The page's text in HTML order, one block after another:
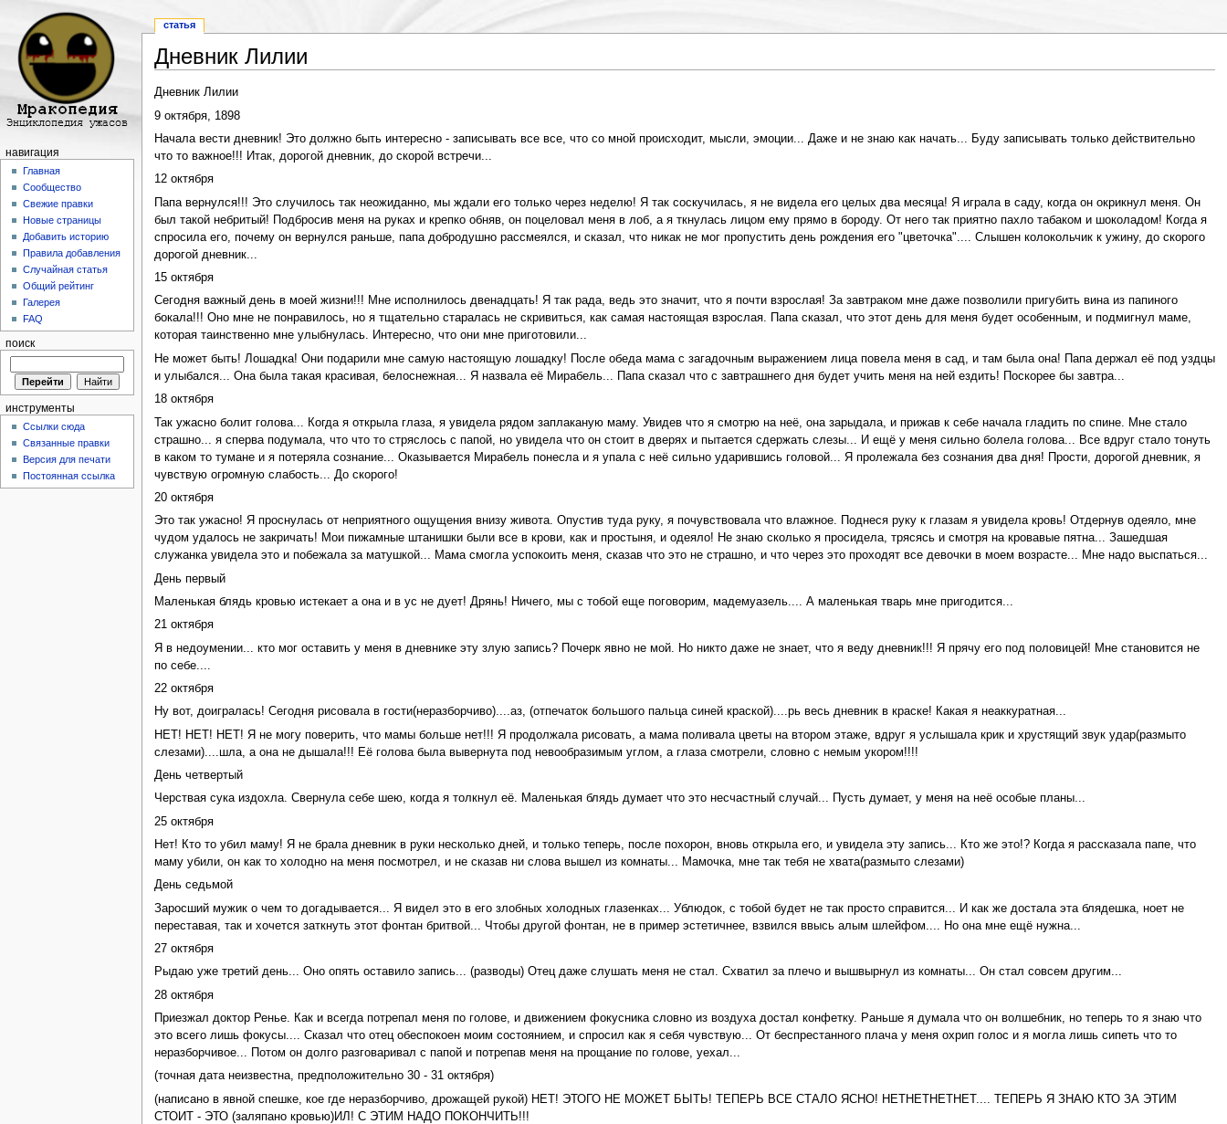
Дневник Лилии
Дневник Лилии
9 октября, 1898
Начала вести дневник! Это должно быть интересно - записывать все все, что со мной происходит, мысли, эмоции... Даже и не знаю как начать... Буду записывать только действительно
что то важное!!! Итак, дорогой дневник, до скорой встречи...
12 октября
Папа вернулся!!! Это случилось так неожиданно, мы ждали его только через неделю! Я так соскучилась, я не видела его целых два месяца! Я играла в саду, когда он окрикнул меня. Он
был такой небритый! Подбросив меня на руках и крепко обняв, он поцеловал меня в лоб, а я ткнулась лицом ему прямо в бороду. От него так приятно пахло табаком и шоколадом! Когда я
спросила его, почему он вернулся раньше, папа добродушно рассмеялся, и сказал, что никак не мог пропустить день рождения его "цветочка".... Слышен колокольчик к ужину, до скорого
дорогой дневник...
15 октября
Сегодня важный день в моей жизни!!! Мне исполнилось двенадцать! Я так рада, ведь это значит, что я почти взрослая! За завтраком мне даже позволили пригубить вина из папиного
бокала!!! Оно мне не понравилось, но я тщательно старалась не скривиться, как самая настоящая взрослая. Папа сказал, что этот день для меня будет особенным, и подмигнул маме,
которая таинственно мне улыбнулась. Интересно, что они мне приготовили...
Не может быть! Лошадка! Они подарили мне самую настоящую лошадку! После обеда мама с загадочным выражением лица повела меня в сад, и там была она! Папа держал её под уздцы
и улыбался... Она была такая красивая, белоснежная... Я назвала её Мирабель... Папа сказал что с завтрашнего дня будет учить меня на ней ездить! Поскорее бы завтра...
18 октября
Так ужасно болит голова... Когда я открыла глаза, я увидела рядом заплаканую маму. Увидев что я смотрю на неё, она зарыдала, и прижав к себе начала гладить по спине. Мне стало
страшно... я сперва подумала, что что то стряслось с папой, но увидела что он стоит в дверях и пытается сдержать слезы... И ещё у меня сильно болела голова... Все вдруг стало тонуть
в каком то тумане и я потеряла сознание... Оказывается Мирабель понесла и я упала с неё сильно ударившись головой... Я пролежала без сознания два дня! Прости, дорогой дневник, я
чувствую огромную слабость... До скорого!
20 октября
Это так ужасно! Я проснулась от неприятного ощущения внизу живота. Опустив туда руку, я почувствовала что влажное. Поднеся руку к глазам я увидела кровь! Отдернув одеяло, мне
чудом удалось не закричать! Мои пижамные штанишки были все в крови, как и простыня, и одеяло! Не знаю сколько я просидела, трясясь и смотря на кровавые пятна... Зашедшая
служанка увидела это и побежала за матушкой... Мама смогла успокоить меня, сказав что это не страшно, и что через это проходят все девочки в моем возрасте... Мне надо выспаться...
День первый
Маленькая блядь кровью истекает а она и в ус не дует! Дрянь! Ничего, мы с тобой еще поговорим, мадемуазель.... А маленькая тварь мне пригодится...
21 октября
Я в недоумении... кто мог оставить у меня в дневнике эту злую запись? Почерк явно не мой. Но никто даже не знает, что я веду дневник!!! Я прячу его под половицей! Мне становится не
по себе....
22 октября
Ну вот, доигралась! Сегодня рисовала в гости(неразборчиво)....аз, (отпечаток большого пальца синей краской)....рь весь дневник в краске! Какая я неаккуратная...
НЕТ! НЕТ! НЕТ! Я не могу поверить, что мамы больше нет!!! Я продолжала рисовать, а мама поливала цветы на втором этаже, вдруг я услышала крик и хрустящий звук удар(размыто
слезами)....шла, а она не дышала!!! Её голова была вывернута под невообразимым углом, а глаза смотрели, словно с немым укором!!!!
День четвертый
Черствая сука издохла. Свернула себе шею, когда я толкнул её. Маленькая блядь думает что это несчастный случай... Пусть думает, у меня на неё особые планы...
25 октября
Нет! Кто то убил маму! Я не брала дневник в руки несколько дней, и только теперь, после похорон, вновь открыла его, и увидела эту запись... Кто же это!? Когда я рассказала папе, что
маму убили, он как то холодно на меня посмотрел, и не сказав ни слова вышел из комнаты... Мамочка, мне так тебя не хвата(размыто слезами)
День седьмой
Заросший мужик о чем то догадывается... Я видел это в его злобных холодных глазенках... Ублюдок, с тобой будет не так просто справится... И как же достала эта блядешка, ноет не
переставая, так и хочется заткнуть этот фонтан бритвой... Чтобы другой фонтан, не в пример эстетичнее, взвился ввысь алым шлейфом.... Но она мне ещё нужна...
27 октября
Рыдаю уже третий день... Оно опять оставило запись... (разводы) Отец даже слушать меня не стал. Схватил за плечо и вышвырнул из комнаты... Он стал совсем другим...
28 октября
Приезжал доктор Ренье. Как и всегда потрепал меня по голове, и движением фокусника словно из воздуха достал конфетку. Раньше я думала что он волшебник, но теперь то я знаю что
это всего лишь фокусы.... Сказал что отец обеспокоен моим состоянием, и спросил как я себя чувствую... От беспрестанного плача у меня охрип голос и я могла лишь сипеть что то
неразборчивое... Потом он долго разговаривал с папой и потрепав меня на прощание по голове, уехал...
(точная дата неизвестна, предположительно 30 - 31 октября)
(написано в явной спешке, кое где неразборчиво, дрожащей рукой) НЕТ! ЭТОГО НЕ МОЖЕТ БЫТЬ! ТЕПЕРЬ ВСЕ СТАЛО ЯСНО! НЕТНЕТНЕТНЕТ.... ТЕПЕРЬ Я ЗНАЮ КТО ЗА ЭТИМ
СТОИТ - ЭТО (заляпано кровью)ИЛ! С ЭТИМ НАДО ПОКОНЧИТЬ!!!
статья
навигация
Главная
Сообщество
Свежие правки
Новые страницы
Добавить историю
Правила добавления
Случайная статья
Общий рейтинг
Галерея
FAQ
поиск
инструменты
Ссылки сюда
Связанные правки
Версия для печати
Постоянная ссылка